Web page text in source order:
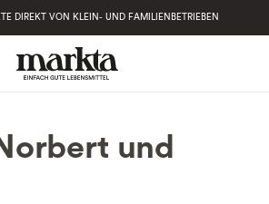
DIREKT VON KLEIN- UND FAMILIENBETRIEBEN
und